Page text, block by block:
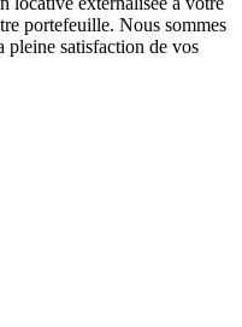
portefeuille. Nous sommes
satisfaction de vos